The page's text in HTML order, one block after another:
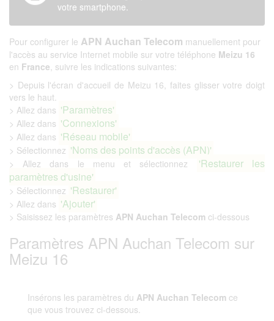
votre smartphone.
Pour configurer le APN Auchan Telecom manuellement pour
l'accès au service Internet mobile sur votre téléphone Meizu 16
en France, suivre les indications suivantes:
> Depuis l'écran d'accueil de Meizu 16, faites glisser votre doigt
vers le haut.
> Allez dans 'Paramètres'
> Allez dans 'Connexions'
> Allez dans 'Réseau mobile'
> Sélectionnez 'Noms des points d'accès (APN)'
> Allez dans le menu et sélectionnez
'Restaurer les
paramètres d'usine'
> Sélectionnez 'Restaurer'
> Allez dans 'Ajouter'
> Saisissez les paramètres APN Auchan Telecom ci-dessous
Paramètres APN Auchan Telecom sur
Meizu 16
Insérons les paramètres du APN Auchan Telecom ce
que vous trouvez ci-dessous.